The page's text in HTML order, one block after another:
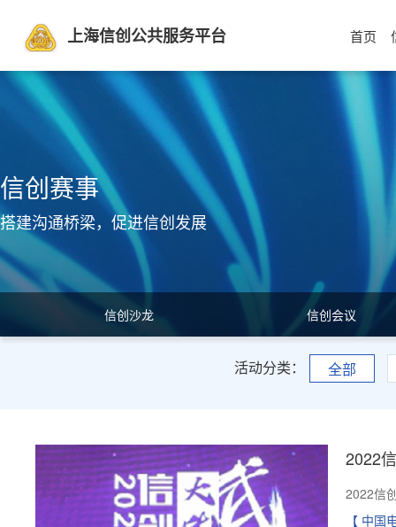
上海信创公共服务平台 首页
信创赛事
搭建沟通桥梁，促进信创发展
信创沙龙 信创会议
活动分类： 全部
2022
2022信
【 中